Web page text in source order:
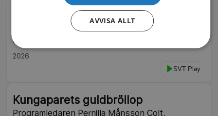
Victoriakonserten
En musikalisk födelsedagshyllning till
kronprinsessan Victoria på Öland.
2026
SVT Play
Kungaparets guldbröllop
Programledaren Pernilla Månsson Colt,
AVVISA ALLT